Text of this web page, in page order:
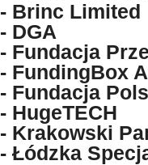
- Brinc Limited
- DGA
- Fundacja
- FundingBox
- Fundacja
- HugeTECH
- Krakowski
- Łódzka